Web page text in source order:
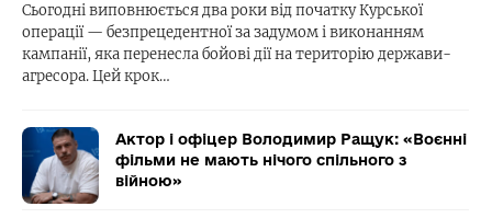
Сьогодні виповнюється два роки від початку Курської
операції — безпрецедентної за задумом і виконанням
кампанії, яка перенесла бойові дії на територію держави-
агресора. Цей крок…
Актор і офіцер Володимир Ращук: «Воєнні
фільми не мають нічого спільного з
війною»